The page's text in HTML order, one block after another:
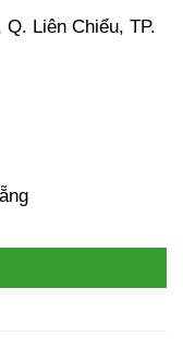
Q. Liên Chiểu, TP.